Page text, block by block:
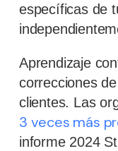
específicas de
Aprendizaje
correcciones
clientes. Las
3 veces más
informe 2024